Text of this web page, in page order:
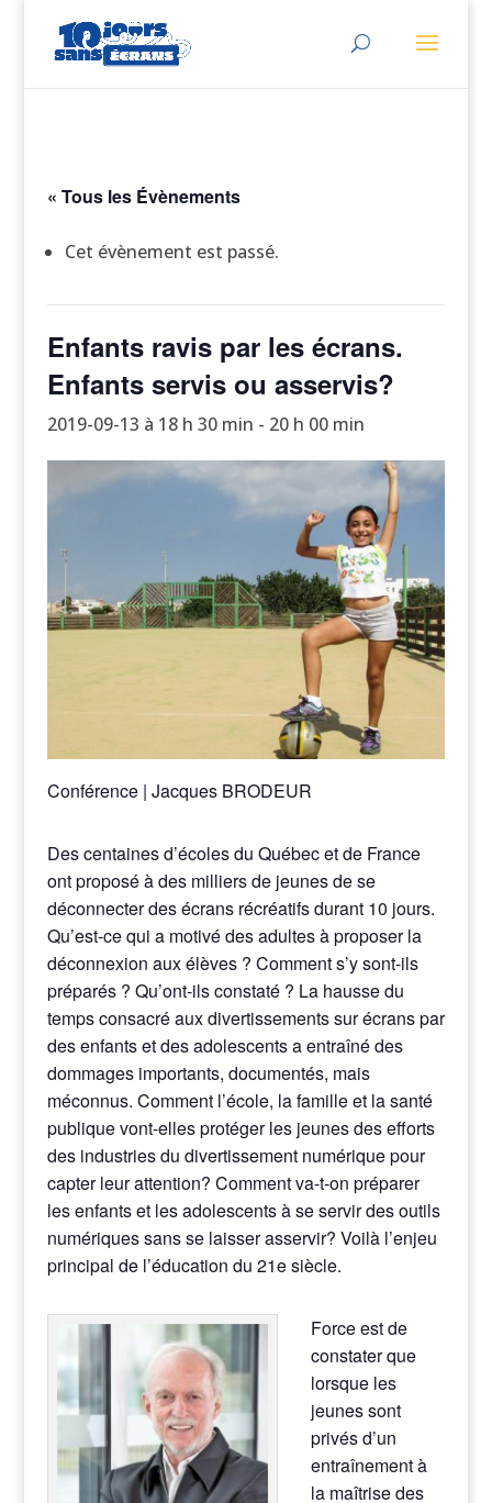
« Tous les Évènements
Cet évènement est passé.
Enfants ravis par les écrans.
Enfants servis ou asservis?
2019-09-13 à 18 h 30 min - 20 h 00 min
Conférence | Jacques BRODEUR
Des centaines d’écoles du Québec et de France
ont proposé à des milliers de jeunes de se
déconnecter des écrans récréatifs durant 10 jours.
Qu’est-ce qui a motivé des adultes à proposer la
déconnexion aux élèves ? Comment s’y sont-ils
préparés ? Qu’ont-ils constaté ? La hausse du
temps consacré aux divertissements sur écrans par
des enfants et des adolescents a entraîné des
dommages importants, documentés, mais
méconnus. Comment l’école, la famille et la santé
publique vont-elles protéger les jeunes des efforts
des industries du divertissement numérique pour
capter leur attention? Comment va-t-on préparer
les enfants et les adolescents à se servir des outils
numériques sans se laisser asservir? Voilà l’enjeu
principal de l’éducation du 21e siècle.
Force est de
constater que
lorsque les
jeunes sont
privés d’un
entraînement à
la maîtrise des